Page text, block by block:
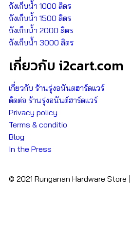
ถังเก็บน้ำ 1000 ลิตร
ถังเก็บน้ำ 1500 ลิตร
ถังเก็บน้ำ 2000 ลิตร
ถังเก็บน้ำ 3000 ลิตร
เกี่ยวกับ i2cart.com
เกี่ยวกับ ร้านรุ่งอนันตฮาร์ดแวร์
ติดต่อ ร้านรุ่งอนันต์ฮาร์ดแวร์
Privacy policy
Terms & conditio
Blog
In the Press
© 2021 Runganan Hardware Store |